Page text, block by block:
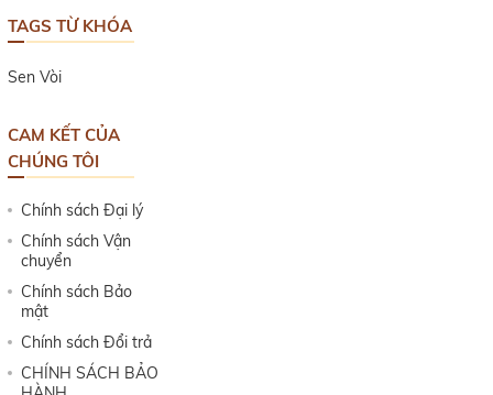
CAM KẾT CỦA
CHÚNG TÔI
Chính sách Vận
chuyển
Chính sách Bảo
mật
Chính sách Đổi trả
CHÍNH SÁCH BẢO
HÀNH
FANPAGE FACEBOOK